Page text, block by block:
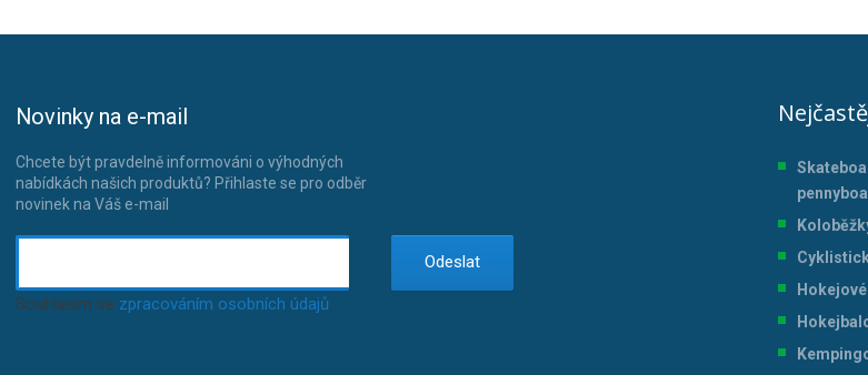
Novinky na e-mail
Chcete být pravdelně informováni o výhodných
nabídkách našich produktů? Přihlaste se pro odběr
novinek na Váš e-mail
Odeslat
Souhlasím se zpracováním osobních údajů.